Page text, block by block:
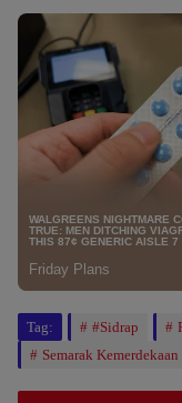
Tag: #Sidrap
Semarak